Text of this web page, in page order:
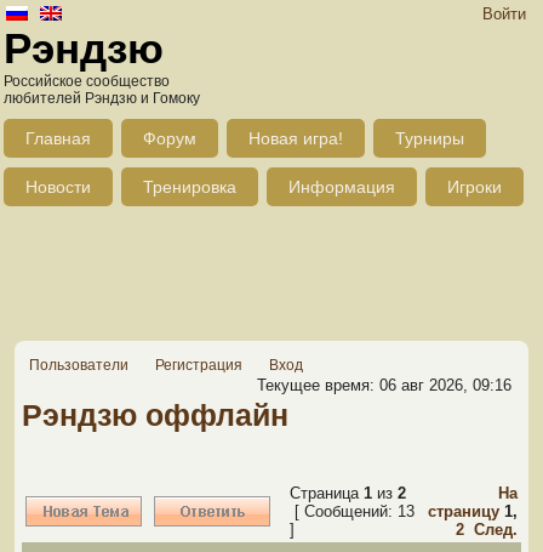
Войти
Рэндзю
Российское сообщество
любителей Рэндзю и Гомоку
Главная Форум Новая игра! Турниры
Новости Тренировка Информация Игроки
Пользователи Регистрация Вход
Текущее время: 06 авг 2026, 09:16
Рэндзю оффлайн
Страница 1 из 2
[ Сообщений: 13
]
На
страницу 1,
2 След.